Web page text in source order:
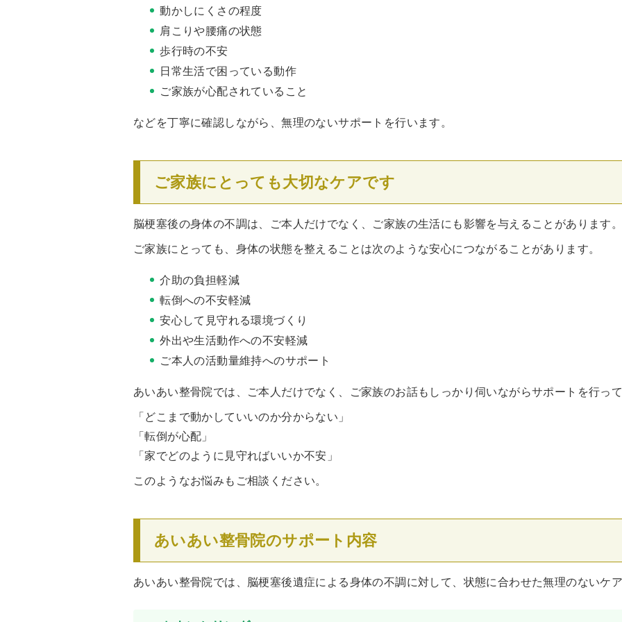
動かしにくさの程度
肩こりや腰痛の状態
歩行時の不安
日常生活で困っている動作
ご家族が心配されていること
などを丁寧に確認しながら、無理のないサポートを行います。
ご家族にとっても大切なケアです
脳梗塞後の身体の不調は、ご本人だけでなく、ご家族の生活にも影響を与えることがあります
ご家族にとっても、身体の状態を整えることは次のような安心につながることがあります。
介助の負担軽減
転倒への不安軽減
安心して見守れる環境づくり
外出や生活動作への不安軽減
ご本人の活動量維持へのサポート
あいあい整骨院では、ご本人だけでなく、ご家族のお話もしっかり伺いながらサポートを行っ
「どこまで動かしていいのか分からない」
「転倒が心配」
「家でどのように見守ればいいか不安」
このようなお悩みもご相談ください。
あいあい整骨院のサポート内容
あいあい整骨院では、脳梗塞後遺症による身体の不調に対して、状態に合わせた無理のないケ